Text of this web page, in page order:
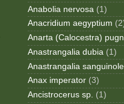
Anabolia nervosa (1)
Anacridium aegyptium
Anarta (Calocestra)
Anastrangalia dubia (1)
Anastrangalia
Anax imperator (3)
Ancistrocerus sp. (1)